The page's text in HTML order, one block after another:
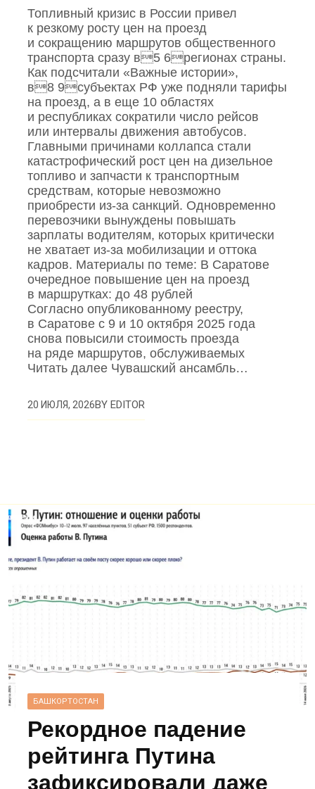
Топливный кризис в России привел
к резкому росту цен на проезд
и сокращению маршрутов общественного
транспорта сразу в5 6регионах страны.
Как подсчитали «Важные истории»,
в8 9субъектах РФ уже подняли тарифы
на проезд, а в еще 10 областях
и республиках сократили число рейсов
или интервалы движения автобусов.
Главными причинами коллапса стали
катастрофический рост цен на дизельное
топливо и запчасти к транспортным
средствам, которые невозможно
приобрести из‑за санкций. Одновременно
перевозчики вынуждены повышать
зарплаты водителям, которых критически
не хватает из‑за мобилизации и оттока
кадров. Материалы по теме: В Саратове
очередное повышение цен на проезд
в маршрутках: до 48 рублей
Согласно опубликованному реестру,
в Саратове с 9 и 10 октября 2025 года
снова повысили стоимость проезда
на ряде маршрутов, обслуживаемых
Читать далее Чувашский ансамбль…
20 ИЮЛЯ, 2026BYEDITOR
БАШКОРТОСТАН
Рекордное падение
рейтинга Путина
зафиксировали даже